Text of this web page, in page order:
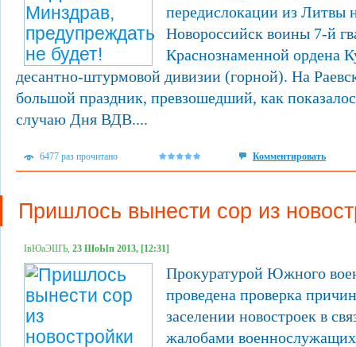
передислокации из Литвы
Новороссийск воины 7-й
Краснознаменной ордена
десантно-штурмовой дивизии (горной). На
большой праздник, превзошедший, как
случаю Дня ВДВ....
6477 раз прочитано Комментировать
Пришлось вынести сор из
ІвЮаЭШЪ, 23 ШоЫп 2013, [12:31]
Прокуратурой Южного
проведена проверка
заселении новостроек в
жалобами